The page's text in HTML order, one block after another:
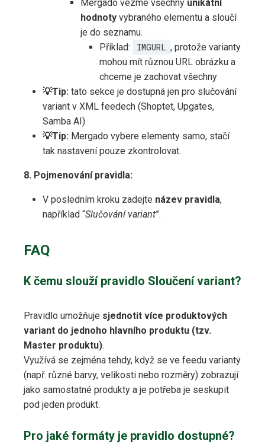
Mergado vezme všechny unikátní
hodnoty vybraného elementu a sloučí
je do seznamu.
Příklad:
IMGURL , protože varianty
mohou mít různou URL obrázku a
chceme je zachovat všechny
💡Tip: tato sekce je dostupná jen pro slučování
variant v XML feedech (Shoptet, Upgates,
Samba AI)
💡Tip: Mergado vybere elementy samo, stačí
tak nastavení pouze zkontrolovat.
8. Pojmenování pravidla:
V posledním kroku zadejte název pravidla,
například “Slučování variant”.
FAQ
K čemu slouží pravidlo Sloučení variant?
Pravidlo umožňuje sjednotit více produktových
variant do jednoho hlavního produktu (tzv.
Master produktu).
Využívá se zejména tehdy, když se ve feedu varianty
(např. různé barvy, velikosti nebo rozměry) zobrazují
jako samostatné produkty a je potřeba je seskupit
pod jeden produkt.
Pro jaké formáty je pravidlo dostupné?